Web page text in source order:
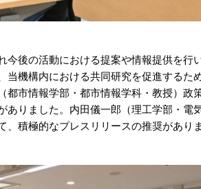
今後の活動における提案や情報提供を行
当機構内における共同研究を促進するた
都市情報学部・都市情報学科・教授）政
ありました。内田儀一郎（理工学部・電
積極的なプレスリリースの推奨がありま